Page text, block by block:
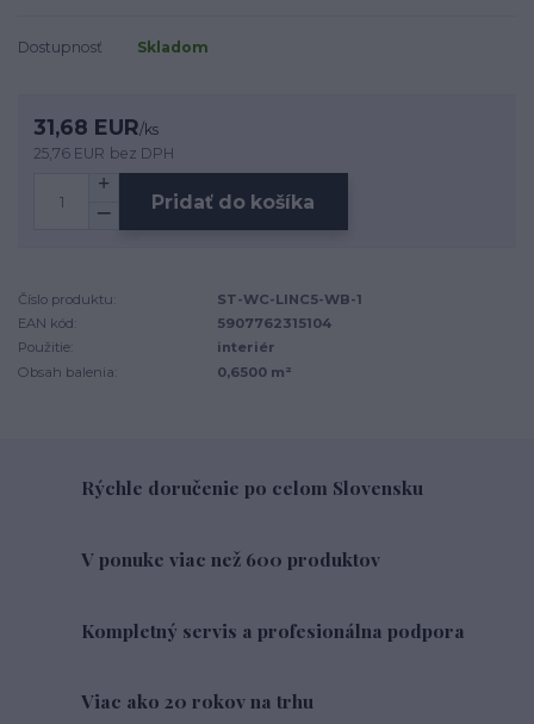
Dostupnosť Skladom
31,68 EUR/ks
25,76 EUR bez DPH
Pridať do košíka
Číslo produktu:
ST-WC-LINC5-WB-1
EAN kód:
5907762315104
Použitie:
interiér
Obsah balenia:
0,6500 m²
Rýchle doručenie po celom Slovensku
V ponuke viac než 600 produktov
Kompletný servis a profesionálna podpora
Viac ako 20 rokov na trhu